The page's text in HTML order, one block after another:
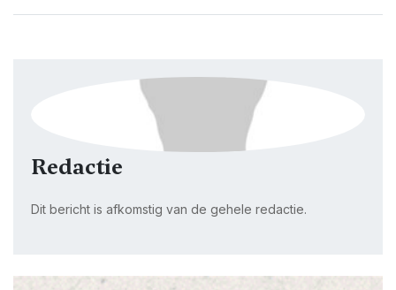
Redactie
Dit bericht is afkomstig van de gehele redactie.